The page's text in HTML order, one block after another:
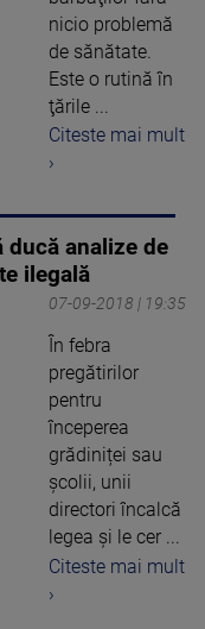
nicio problemă
de sănătate.
Este o rutină în
ţările ...
Citeste mai mult
›
ducă analize de
ilegală
07-09-2018 | 19:35
În febra
pregătirilor
pentru
începerea
grădiniței sau
școlii, unii
directori încalcă
legea și le cer ...
Citeste mai mult
›